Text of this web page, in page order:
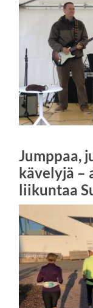
Jumppaa,
kävelyjä –
liikuntaa